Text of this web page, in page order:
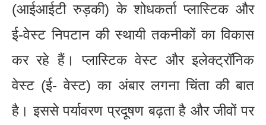
(आईआईटी रुड़की) के शोधकर्ता प्लास्टिक और
ई-वेस्ट निपटान की स्थायी तकनीकों का विकास
कर रहे हैं। प्लास्टिक वेस्ट और इलेक्ट्रॉनिक
वेस्ट (ई- वेस्ट) का अंबार लगना चिंता की बात
है। इससे पर्यावरण प्रदूषण बढ़ता है और जीवों पर